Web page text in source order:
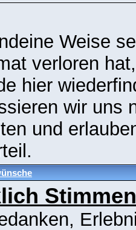
Weise
verloren
hier
wir uns
und